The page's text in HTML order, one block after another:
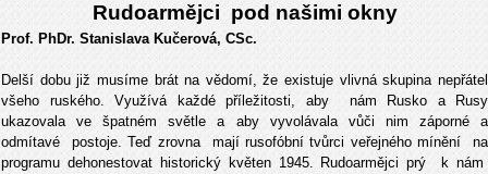
Rudoarmějci pod našimi okny
Prof. PhDr. Stanislava Kučerová, CSc.
Delší dobu již musíme brát na vědomí, že existuje vlivná skupina nepřátel
všeho ruského. Využívá každé příležitosti, aby nám Rusko a Rusy
ukazovala ve špatném světle a aby vyvolávala vůči nim záporné a
odmítavé postoje. Teď zrovna mají rusofóbní tvůrci veřejného mínění na
programu dehonestovat historický květen 1945. Rudoarmějci prý k nám